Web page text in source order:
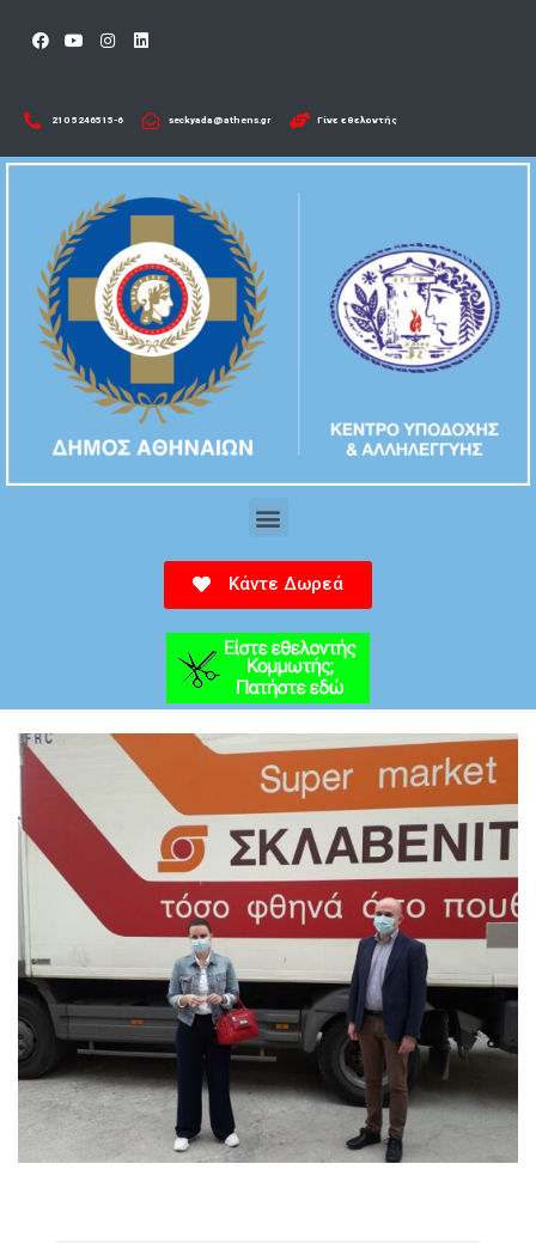
210 5246515-6​ seckyada@athens.gr Γίνε εθελοντής
Κάντε Δωρεά